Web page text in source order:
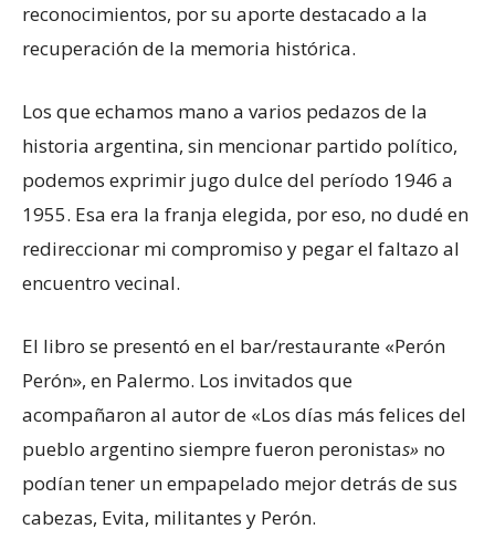
reconocimientos, por su aporte destacado a la
recuperación de la memoria histórica.
Los que echamos mano a varios pedazos de la
historia argentina, sin mencionar partido político,
podemos exprimir jugo dulce del período 1946 a
1955. Esa era la franja elegida, por eso, no dudé en
redireccionar mi compromiso y pegar el faltazo al
encuentro vecinal.
El libro se presentó en el bar/restaurante «Perón
Perón», en Palermo. Los invitados que
acompañaron al autor de «Los días más felices del
pueblo argentino siempre fueron peronistas» no
podían tener un empapelado mejor detrás de sus
cabezas, Evita, militantes y Perón.